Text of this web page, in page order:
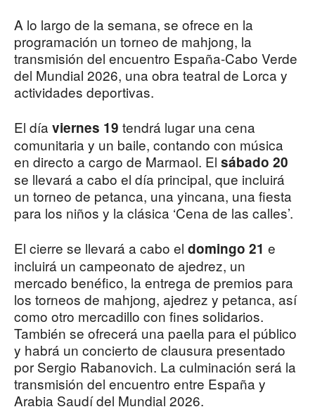
A lo largo de la semana, se ofrece en la
programación un torneo de mahjong, la
transmisión del encuentro España-Cabo Verde
del Mundial 2026, una obra teatral de Lorca y
actividades deportivas.
El día viernes 19 tendrá lugar una cena
comunitaria y un baile, contando con música
en directo a cargo de Marmaol. El sábado 20
se llevará a cabo el día principal, que incluirá
un torneo de petanca, una yincana, una fiesta
para los niños y la clásica ‘Cena de las calles’.
El cierre se llevará a cabo el domingo 21 e
incluirá un campeonato de ajedrez, un
mercado benéfico, la entrega de premios para
los torneos de mahjong, ajedrez y petanca, así
como otro mercadillo con fines solidarios.
También se ofrecerá una paella para el público
y habrá un concierto de clausura presentado
por Sergio Rabanovich. La culminación será la
transmisión del encuentro entre España y
Arabia Saudí del Mundial 2026.